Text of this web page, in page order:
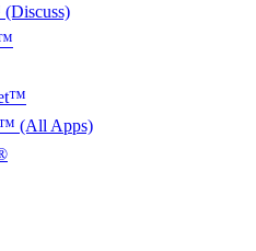
(All Apps)